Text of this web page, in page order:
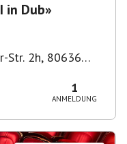
in Dub»
Str. 2h, 80636
1
ANMELDUNG